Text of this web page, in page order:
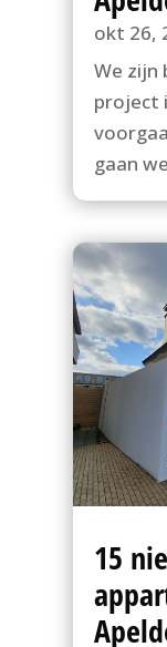
okt 26,
We zijn
project
gaan
15